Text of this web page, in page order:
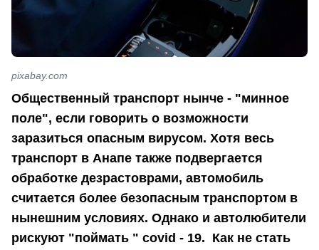
pixabay.com
Общественный транспорт нынче - "минное
поле", если говорить о возможности
заразиться опасным вирусом. Хотя весь
транспорт в Анапе также подвергается
обработке дезрастоврами, автомобиль
считается более безопасным транспортом в
нынешним условиях. Однако и автолюбители
рискуют "поймать " covid - 19. Как не стать